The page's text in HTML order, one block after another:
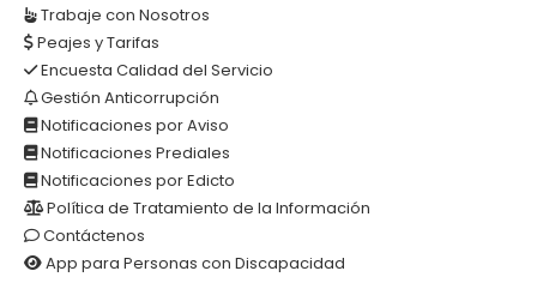
Trabaje con Nosotros
Peajes y Tarifas
Encuesta Calidad del Servicio
Gestión Anticorrupción
Notificaciones por Aviso
Notificaciones Prediales
Notificaciones por Edicto
Política de Tratamiento de la Información
Contáctenos
App para Personas con Discapacidad